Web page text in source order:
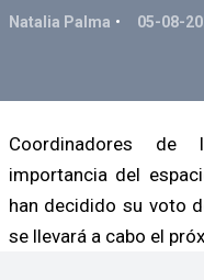
Natalia Palma 05-08-
Coordinadores de
importancia del
han decidido su voto
se llevará a cabo el